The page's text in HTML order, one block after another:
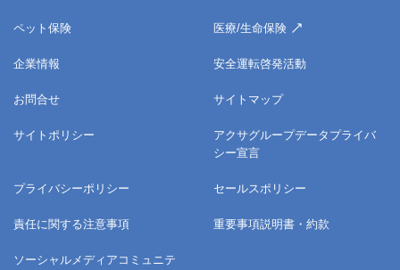
ペット保険 医療/生命保険
企業情報 安全運転啓発活動
お問合せ サイトマップ
サイトポリシー
アクサグループデータプライバ
シー宣言
プライバシーポリシー セールスポリシー
責任に関する注意事項 重要事項説明書・約款
ソーシャルメディアコミュニテ